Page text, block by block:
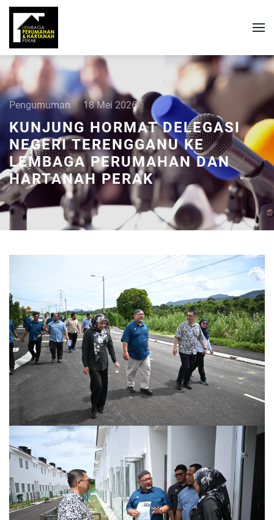
Pengumuman 18 Mei 2026
KUNJUNG HORMAT DELEGASI
NEGERI TERENGGANU KE
LEMBAGA PERUMAHAN DAN
HARTANAH PERAK